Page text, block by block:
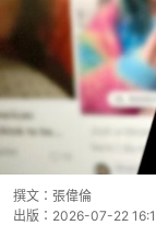
撰文： 張偉倫
出版： 2026-07-22